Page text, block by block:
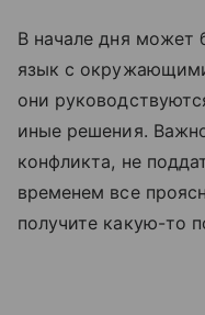
В начале дня может
язык с
они
иные решения.
конфликта, не
временем все
получите какую-то